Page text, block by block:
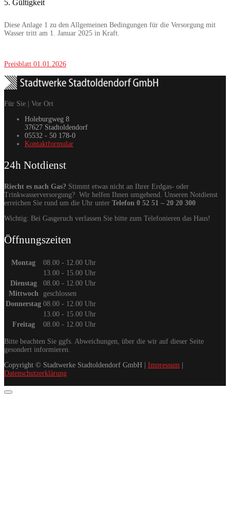
5. Gültigkeit
Diese Anlage 1 zu den Allgemeinen Bedingungen für die Versorgung mit
Wasser tritt am 1. Januar 2025 in Kraft.
Preisblatt 01.01.2026
Für Sie | Vor Ort
Holeburgweg 8
37627 Stadtoldendorf
05532 - 50 178-0
Kontaktformular
24h Notdienst
Riecht es nach Gas? Stimmt etwas nicht an Ihrer Erdgas- oder
Trinkwasserversorgung? Wir helfen Ihnen umgehend. Unseren Notdienst
erreichen Sie rund um die Uhr unter Telefon 0 52 51 – 20 20 300
Wichtig: Bei Gasgeruch verlassen Sie bitte zum Telefonieren das Haus!
Öffnungszeiten
Montag
08.00 - 12.00 Uhr
13.00 - 15.00 Uhr
Dienstag
08.00 - 12.00 Uhr
Mittwoch
geschlossen
Donnerstag 08.00 - 12.00 Uhr
13.00 - 15.00 Uhr
Freitag
08.00 - 12.00 Uhr
Bitte beachten Sie ggfs. Abweichungen, über die wir auf dieser Seite
gesondert informieren.
Copyright © Stadtwerke Stadtoldendorf GmbH | Impressum
Datenschutzerklärung